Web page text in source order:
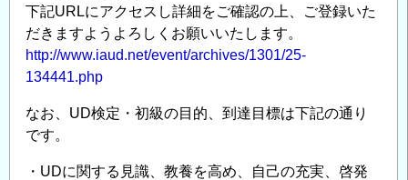
下記URLにアクセスし詳細をご確認の上、ご登録いた
だきますようよろしくお願いいたします。
http://www.iaud.net/event/archives/1301/25-
134441.php
なお、UD検定・初級の目的、到達目標は下記の通り
です。
・UDに関する見識、教養を高め、自己の充実、啓発